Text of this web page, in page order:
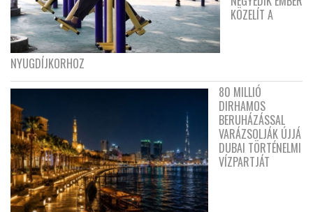
KÖZELÍT A
NYUGDÍJKORHOZ
80 MILLIÓ
DIRHAMOS
BERUHÁZÁSSAL
VARÁZSOLJÁK ÚJJÁ
DUBAI TÖRTÉNELMI
VÍZPARTJÁT